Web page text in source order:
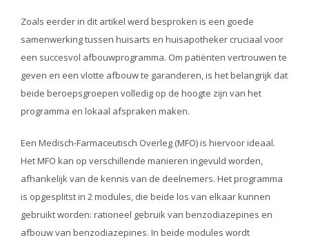
Zoals eerder in dit artikel werd besproken is een goede
samenwerking tussen huisarts en huisapotheker cruciaal voor
een succesvol afbouwprogramma. Om patiënten vertrouwen te
geven en een vlotte afbouw te garanderen, is het belangrijk dat
beide beroepsgroepen volledig op de hoogte zijn van het
programma en lokaal afspraken maken.
Een Medisch-Farmaceutisch Overleg (MFO) is hiervoor ideaal.
Het MFO kan op verschillende manieren ingevuld worden,
afhankelijk van de kennis van de deelnemers. Het programma
is opgesplitst in 2 modules, die beide los van elkaar kunnen
gebruikt worden: rationeel gebruik van benzodiazepines en
afbouw van benzodiazepines. In beide modules wordt